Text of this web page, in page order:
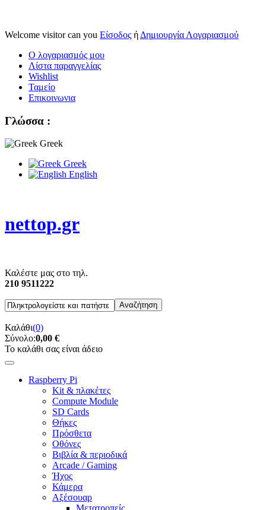
Welcome visitor can you Είσοδος ή Δημιουργία Λογαριασμού
Ο λογαριασμός μου
Λίστα παραγγελίας
Wishlist
Ταμείο
Επικοινωνια
Γλώσσα :
Greek
Greek
English
nettop.gr
Καλέστε μας στο τηλ.
210 9511222
Καλάθι(0)
Σύνολο:0,00 €
Το καλάθι σας είναι άδειο
Raspberry Pi
Kit & πλακέτες
Compute Module
SD Cards
Θήκες
Πρόσθετα
Οθόνες
Βιβλία & περιοδικά
Arcade / Gaming
Ήχος
Κάμερα
Αξέσουαρ